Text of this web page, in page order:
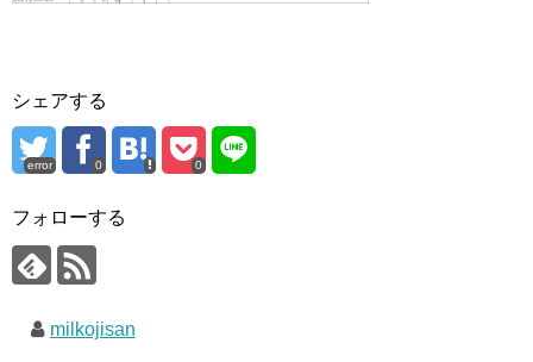
シェアする
error 0 0
フォローする
milkojisan